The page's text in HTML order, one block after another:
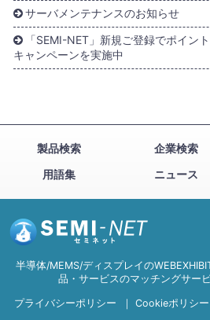
サーバメンテナンスのお知らせ
「SEMI-NET」新規ご登録でポイン
キャンペーンを実施中
製品検索 企業検索
用語集
ニュース
半導体/MEMS/ディスプレイの
品・サービスのマッチングサー
プライバシーポリシー ｜ Cookieポリシー